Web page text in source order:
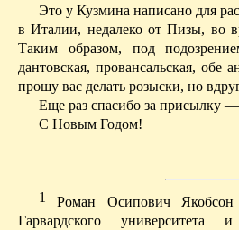
Это у Кузмина написано для
в Италии, недалеко от Пизы, во
Таким образом, под
дантовская, провансальская, обе
прошу вас делать розыски, но
Еще раз спасибо за присылку
С Новым Годом!
1
Роман Осипович
Гарвардского университета